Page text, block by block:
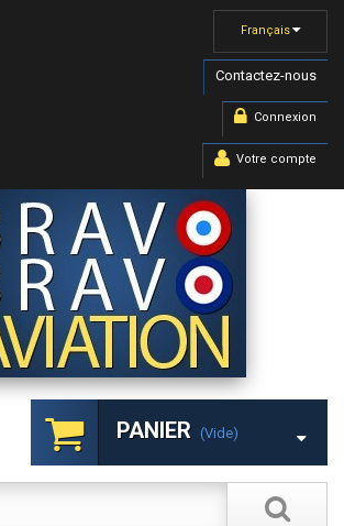
Français
Contactez-nous
Connexion
Votre compte
PANIER (vide)